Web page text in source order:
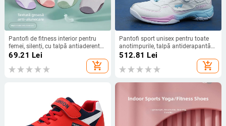
Pantofi de fitness interior pentru
femei, silenți, cu talpă antiaderentă
moale, partea superioară din plasă
respirabilă, confortabili pentru yoga
și dans acasă
69.21 Lei
add_shopping_cart
Pantofi sport unisex pentru toate
anotimpurile, talpă antiderapantă
pentru tenis, badminton și ping-
512.81 Lei
add_shopping_cart